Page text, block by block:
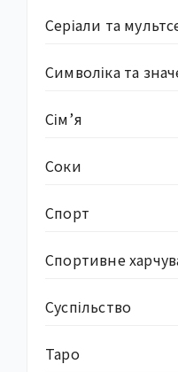
Серіали та
Символіка та
Сім’я
Соки
Спорт
Спортивне
Суcпільство
Таро